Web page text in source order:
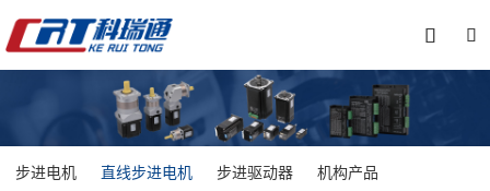


步进电机 直线步进电机 步进驱动器 机构产品